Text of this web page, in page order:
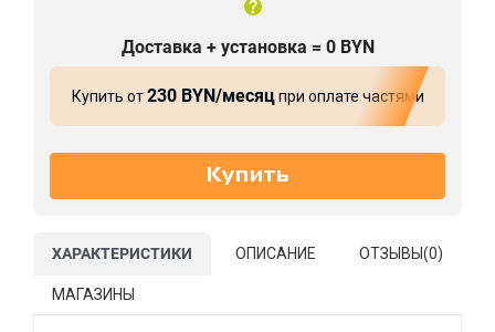
Доставка + установка = 0 BYN
Купить от230 BYN/месяцпри оплате частями
ХАРАКТЕРИСТИКИ ОПИСАНИЕ ОТЗЫВЫ(0)
МАГАЗИНЫ